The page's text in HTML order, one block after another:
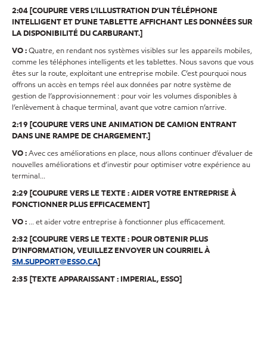
2:04 [COUPURE VERS L’ILLUSTRATION D’UN TÉLÉPHONE
INTELLIGENT ET D’UNE TABLETTE AFFICHANT LES DONNÉES SUR
LA DISPONIBILITÉ DU CARBURANT.]
VO :Quatre, en rendant nos systèmes visibles sur les appareils mobiles,
comme les téléphones intelligents et les tablettes. Nous savons que vous
êtes sur la route, exploitant une entreprise mobile. C’est pourquoi nous
offrons un accès en temps réel aux données par notre système de
gestion de l’approvisionnement : pour voir les volumes disponibles à
l’enlèvement à chaque terminal, avant que votre camion n’arrive.
2:19 [COUPURE VERS UNE ANIMATION DE CAMION ENTRANT
DANS UNE RAMPE DE CHARGEMENT.]
VO :Avec ces améliorations en place, nous allons continuer d’évaluer de
nouvelles améliorations et d’investir pour optimiser votre expérience au
terminal...
2:29 [COUPURE VERS LE TEXTE : AIDER VOTRE ENTREPRISE À
FONCTIONNER PLUS EFFICACEMENT]
VO : ... et aider votre entreprise à fonctionner plus efficacement.
2:32 [COUPURE VERS LE TEXTE : POUR OBTENIR PLUS
D’INFORMATION, VEUILLEZ ENVOYER UN COURRIEL À
SM.SUPPORT@ESSO.CA]
2:35 [TEXTE APPARAISSANT : IMPERIAL, ESSO]